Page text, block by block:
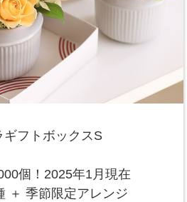
ギフトボックスS
個！2025年1月現在
＋ 季節限定アレンジ